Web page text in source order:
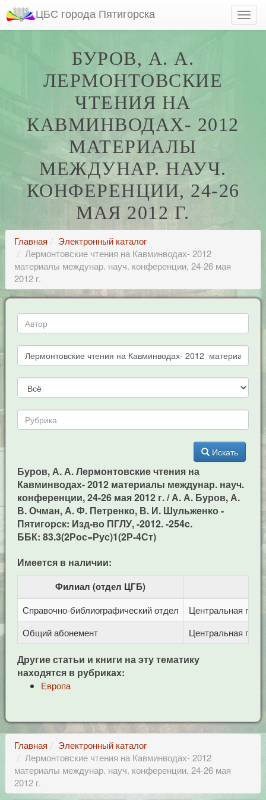
ЦБС города Пятигорска
БУРОВ, А. А.
ЛЕРМОНТОВСКИЕ
ЧТЕНИЯ НА
КАВМИНВОДАХ- 2012
МАТЕРИАЛЫ
МЕЖДУНАР. НАУЧ.
КОНФЕРЕНЦИИ, 24-26
МАЯ 2012 Г.
Главная
Электронный каталог
Лермонтовские чтения на Кавминводах- 2012
материалы междунар. науч. конференции, 24-26 мая
2012 г.
Искать
Буров, А. А. Лермонтовские чтения на
Кавминводах- 2012 материалы междунар. науч.
конференции, 24-26 мая 2012 г. / А. А. Буров, А.
В. Очман, А. Ф. Петренко, В. И. Шульженко -
Пятигорск: Изд-во ПГЛУ, -2012. -254c.
ББК: 83.3(2Рос=Рус)1(2Р-4Ст)
Имеется в наличии:
Филиал (отдел ЦГБ)
Справочно-библиографический отдел
Центральная
Общий абонемент
Центральная
Другие статьи и книги на эту тематику
находятся в рубриках:
Европа
Главная
Электронный каталог
Лермонтовские чтения на Кавминводах- 2012
материалы междунар. науч. конференции, 24-26 мая
2012 г.